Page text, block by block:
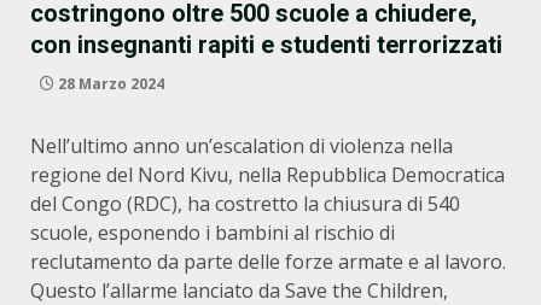
costringono oltre 500 scuole a chiudere,
con insegnanti rapiti e studenti terrorizzati
28 Marzo 2024
Nell’ultimo anno un’escalation di violenza nella
regione del Nord Kivu, nella Repubblica Democratica
del Congo (RDC), ha costretto la chiusura di 540
scuole, esponendo i bambini al rischio di
reclutamento da parte delle forze armate e al lavoro.
Questo l’allarme lanciato da Save the Children,